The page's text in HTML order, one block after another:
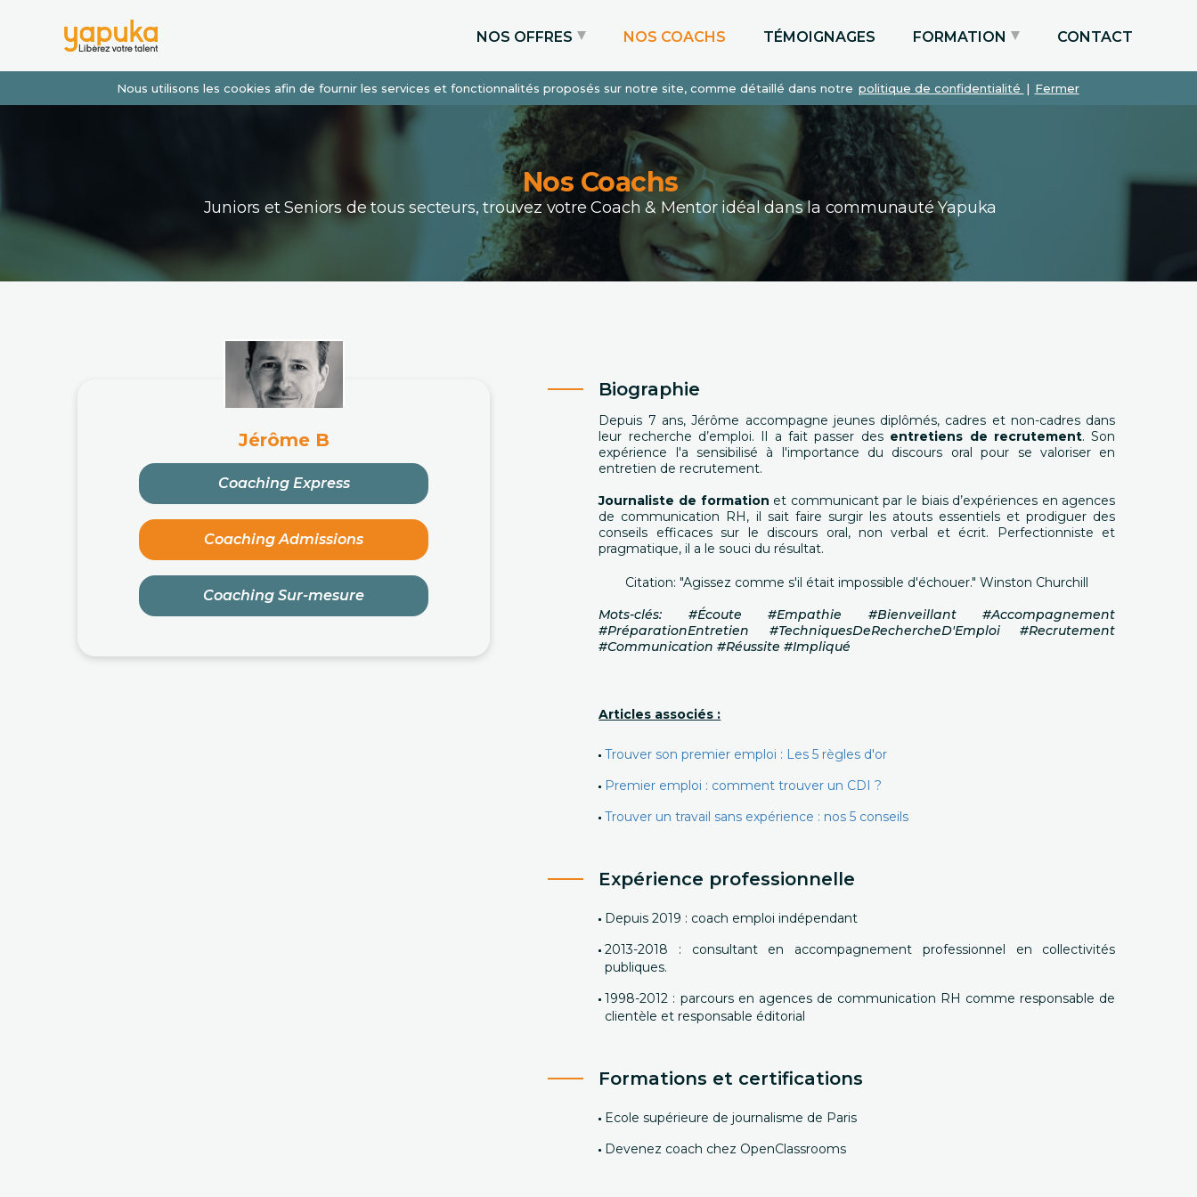
Nous utilisons les cookies afin de fournir les services et fonctionnalités proposés sur notre site, comme détaillé dans notre politique de confidentialité | Fermer
NOS OFFRES
Coaching Express
Coaching Admissions
Coaching Sur-mesure
NOS COACHS TÉMOIGNAGES FORMATION
Particuliers via le CPF
Etudiants
Entreprises
CONTACT
Nos Coachs
Juniors et Seniors de tous secteurs, trouvez votre Coach & Mentor idéal dans la communauté Yapuka
Jérôme B
Coaching Express
Coaching Admissions
Coaching Sur-mesure
Biographie
Depuis 7 ans, Jérôme accompagne jeunes diplômés, cadres et non-cadres dans
leur recherche d’emploi. Il a fait passer des entretiens de recrutement. Son
expérience l'a sensibilisé à l'importance du discours oral pour se valoriser en
entretien de recrutement.
Journaliste de formation et communicant par le biais d’expériences en agences
de communication RH, il sait faire surgir les atouts essentiels et prodiguer des
conseils efficaces sur le discours oral, non verbal et écrit. Perfectionniste et
pragmatique, il a le souci du résultat.
Citation: "Agissez comme s'il était impossible d'échouer." Winston Churchill
Mots-clés: #Écoute #Empathie #Bienveillant #Accompagnement
#PréparationEntretien #TechniquesDeRechercheD'Emploi #Recrutement
#Communication #Réussite #Impliqué
Articles associés :
Trouver son premier emploi : Les 5 règles d'or
Premier emploi : comment trouver un CDI ?
Trouver un travail sans expérience : nos 5 conseils
Expérience professionnelle
Depuis 2019 : coach emploi indépendant
2013-2018 : consultant en accompagnement professionnel en collectivités
publiques.
1998-2012 : parcours en agences de communication RH comme responsable de
clientèle et responsable éditorial
Formations et certifications
Ecole supérieure de journalisme de Paris
Devenez coach chez OpenClassrooms